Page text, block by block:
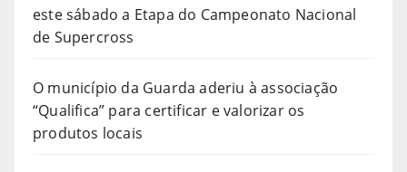
este sábado a Etapa do Campeonato Nacional
de Supercross
O município da Guarda aderiu à associação
“Qualifica” para certificar e valorizar os
produtos locais